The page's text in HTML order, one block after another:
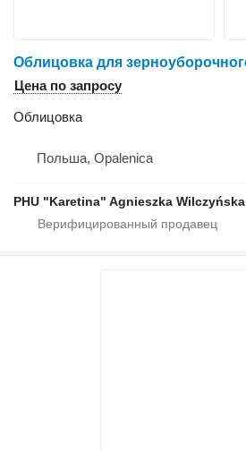
Цена по запросу
Облицовка
Польша, Opalenica
PHU "Karetina" Agnieszka Wilczyńska